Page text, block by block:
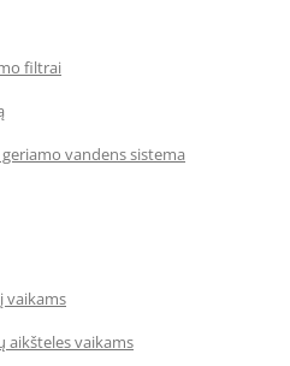
filtrai
vandens sistema
vaikams
aikšteles vaikams